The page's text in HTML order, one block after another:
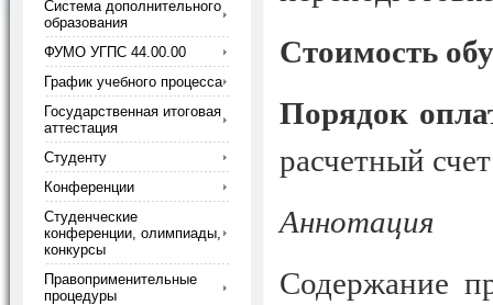
Стоимость
Порядок
расчетный
Аннотация
Содержание
Система дополнительного
образования
ФУМО УГПС 44.00.00
График учебного процесса
Государственная итоговая
аттестация
Студенту
Конференции
Студенческие
конференции, олимпиады,
конкурсы
Правоприменительные
процедуры